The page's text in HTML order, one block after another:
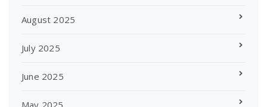
August 2025
July 2025
June 2025
May 2025